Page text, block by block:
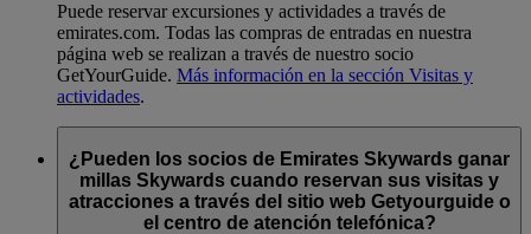
Puede reservar excursiones y actividades a través de
emirates.com. Todas las compras de entradas en nuestra
página web se realizan a través de nuestro socio
GetYourGuide. Más información en la sección Visitas y
actividades.
¿Pueden los socios de Emirates Skywards ganar
millas Skywards cuando reservan sus visitas y
atracciones a través del sitio web Getyourguide o
el centro de atención telefónica?